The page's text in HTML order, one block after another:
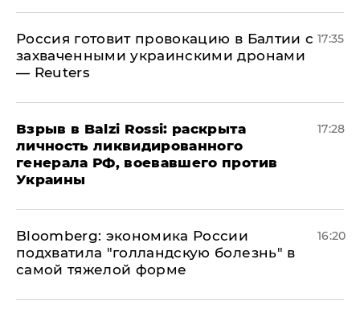
​Россия готовит провокацию в Балтии с
захваченными украинскими дронами
— Reuters
17:35
​Взрыв в Balzi Rossi: раскрыта
личность ликвидированного
генерала РФ, воевавшего против
Украины
17:28
Bloomberg: экономика России
подхватила "голландскую болезнь" в
самой тяжелой форме
16:20